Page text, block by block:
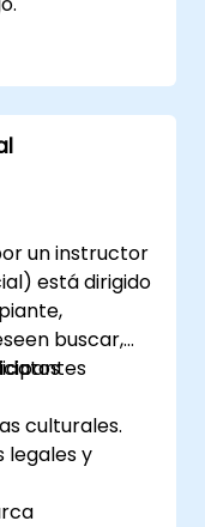
en otros
efectiva.
un instructor
está dirigido
buscar,
culturales.
legales y